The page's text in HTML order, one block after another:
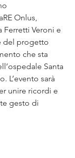
Onlus,
Ferretti Veroni e
del progetto
che sta
Santa
L’evento sarà
unire ricordi e
gesto di